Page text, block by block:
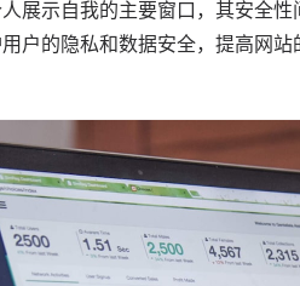
展示自我的主要窗口，其安全
户的隐私和数据安全，提高网站